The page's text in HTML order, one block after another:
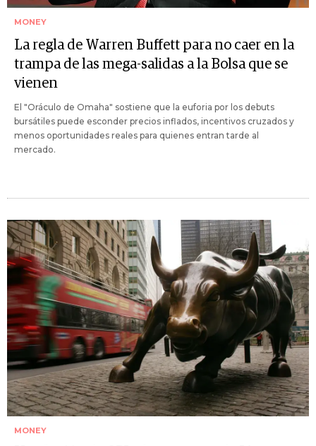
MONEY
La regla de Warren Buffett para no caer en la
trampa de las mega-salidas a la Bolsa que se
vienen
El "Oráculo de Omaha" sostiene que la euforia por los debuts
bursátiles puede esconder precios inflados, incentivos cruzados y
menos oportunidades reales para quienes entran tarde al
mercado.
MONEY